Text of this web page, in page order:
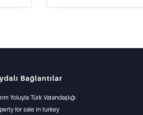
taşınmaya hazırdır.
Bağlantılar
Yoluyla Türk Vatandaşlığı
for sale in turkey